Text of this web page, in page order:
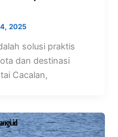
2025
solusi praktis
dan destinasi
Cacalan,